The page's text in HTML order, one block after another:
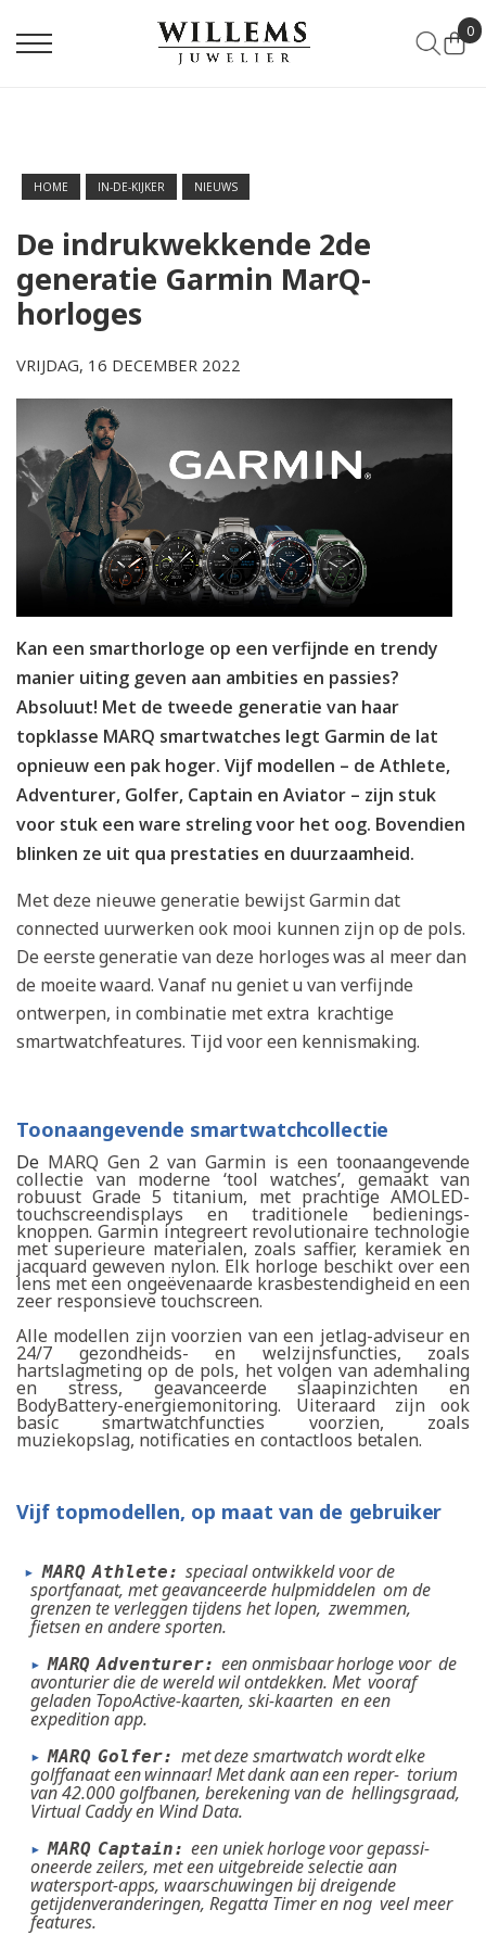
0
HOME IN-DE-KIJKER NIEUWS
De indrukwekkende 2de
generatie Garmin MarQ-
horloges
VRIJDAG, 16 DECEMBER 2022
Kan een smarthorloge op een verfijnde en trendy
manier uiting geven aan ambities en passies?
Absoluut! Met de tweede generatie van haar
topklasse MARQ smartwatches legt Garmin de lat
opnieuw een pak hoger. Vijf modellen – de Athlete,
Adventurer, Golfer, Captain en Aviator – zijn stuk
voor stuk een ware streling voor het oog. Bovendien
blinken ze uit qua prestaties en duurzaamheid.
Met deze nieuwe generatie bewijst Garmin dat
connected uurwerkenook mooi kunnen zijnop de pols.
De eerste generatie vandeze horloges was al meerdan
de moeite waard. Vanaf nugenietu van verfijnde
ontwerpen, in combinatie met extra krachtige
smartwatchfeatures. Tijd voor een kennismaking.
Toonaangevende smartwatchcollectie
De MARQ Gen 2 van Garmin is een toonaangevende
collectie van moderne ‘tool watches’, gemaakt van
robuust Grade 5 titanium, met prachtige AMOLED-
touchscreendisplays en traditionele bedienings-
knoppen. Garmin integreert revolutionaire technologie
met superieure materialen, zoals saffier, keramiek en
jacquard geweven nylon. Elk horloge beschikt over een
lens met een ongeëvenaarde krasbestendigheid en een
zeer responsieve touchscreen.
Alle modellen zijn voorzien van een jetlag-adviseur en
24/7 gezondheids- en welzijnsfuncties, zoals
hartslagmeting op de pols, het volgen van ademhaling
en stress, geavanceerde slaapinzichten en
BodyBattery-energiemonitoring. Uiteraard zijn ook
basic smartwatchfuncties voorzien, zoals
muziekopslag, notificaties en contactloos betalen.
Vijf topmodellen, op maat van de gebruiker
▸ MARQ Athlete: speciaalontwikkeldvoorde
sportfanaat, met geavanceerde hulpmiddelen om de
grenzen te verleggen tijdens het lopen, zwemmen,
fietsen en andere sporten.
▸ MARQ Adventurer: eenonmisbaarhorlogevoor de
avonturier die de wereld wil ontdekken. Met vooraf
geladen TopoActive-kaarten, ski-kaarten en een
expedition app.
▸ MARQ Gol fer: metdezesmartwatch wordtelke
golffanaateenwinnaar!Metdankaaneenreper- torium
van 42.000 golfbanen, berekening van de hellingsgraad,
Virtual Caddy en Wind Data.
▸ MARQ Captain: een uniekhorlogevoorgepassi-
oneerde zeilers, met een uitgebreide selectie aan
watersport-apps, waarschuwingen bij dreigende
getijdenveranderingen, Regatta Timer en nog veel meer
features.